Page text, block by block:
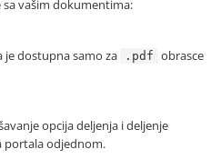
sa vašim dokumentima:
je dostupna samo za .pdf obrasce
opcija deljenja i deljenje
portala odjednom.